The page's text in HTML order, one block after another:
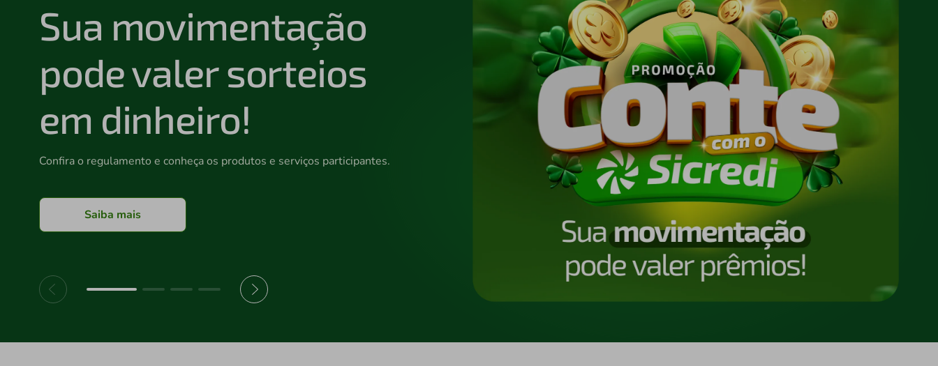
Sua movimentação
pode valer sorteios
em dinheiro!
Confira o regulamento e conheça os produtos e serviços participantes.
Saiba mais